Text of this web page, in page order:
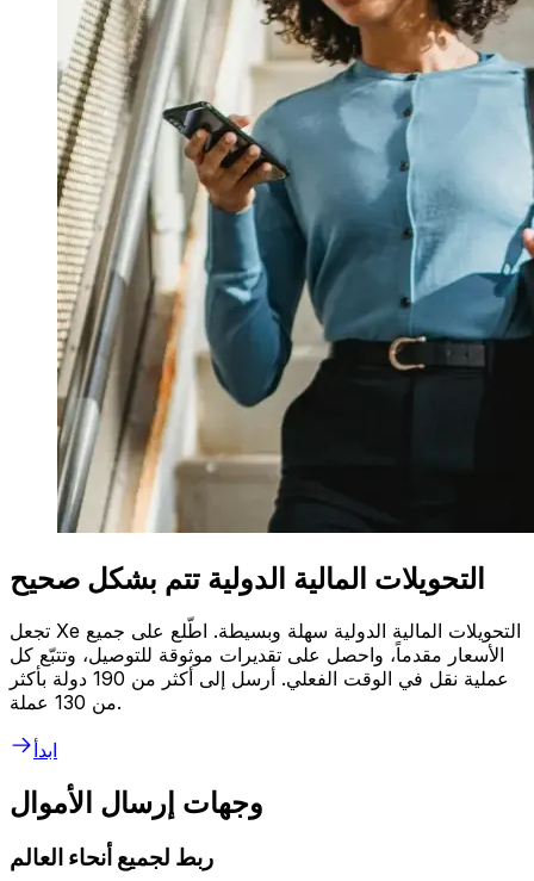
التحويلات المالية الدولية تتم بشكل صحيح
تجعل Xe التحويلات المالية الدولية سهلة وبسيطة. اطّلع على جميع
الأسعار مقدماً، واحصل على تقديرات موثوقة للتوصيل، وتتبّع كل
عملية نقل في الوقت الفعلي. أرسل إلى أكثر من 190 دولة بأكثر
من 130 عملة.
ابدأ
وجهات إرسال الأموال
ربط لجميع أنحاء العالم